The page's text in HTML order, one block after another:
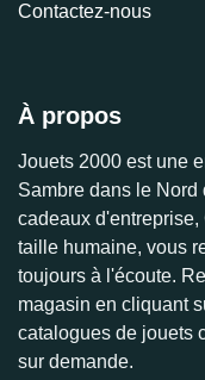
Contactez-nous
À propos
Jouets 2000 est une
Sambre dans le Nord
cadeaux
taille humaine, vous
toujours à l'écoute.
magasin en cliquant
catalogues de jouets
sur demande.